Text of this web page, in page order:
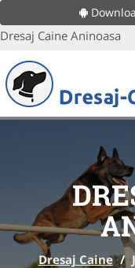
Dresaj Caine Aninoasa
Dresaj Caine /